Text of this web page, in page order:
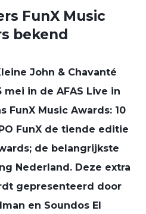
FunX Music
bekend
John & Chavanté
in de AFAS Live in
FunX Music Awards: 10
FunX de tiende editie
de belangrijkste
Nederland. Deze extra
gepresenteerd door
en Soundos El